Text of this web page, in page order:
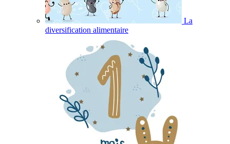
La
diversification alimentaire